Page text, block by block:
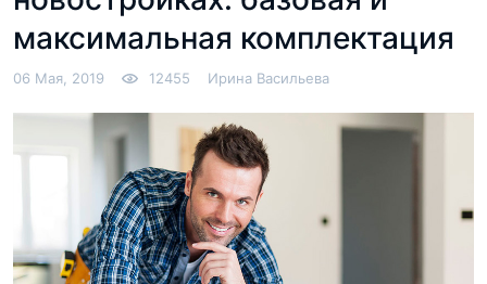
максимальная комплектация
06 Мая, 2019 12455 Ирина Васильева